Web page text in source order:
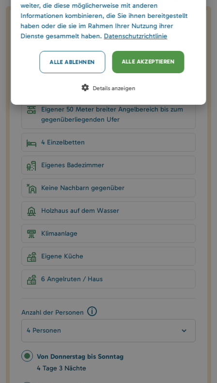
Hausdaten
130 EUR / Haus / Nacht
Eigener 35 m² großer Steg
Eigener 50 Meter breiter Angelbereich bis zum
gegenüberliegenden Ufer
4 Einzelbetten
Eigenes Badezimmer
Keine Nachbarn gegenüber
Holzhaus auf dem Wasser
Klimaanlage
Eigene Küche
6 Angelruten / Haus
Anzahl der Personen
4 Personen
Von Donnerstag bis Sonntag
4 Tage 3 Nächte
weiter, die diese möglicherweise mit anderen
Informationen kombinieren, die Sie ihnen bereitgestellt
haben oder die sie im Rahmen Ihrer Nutzung ihrer
Dienste gesammelt haben. Datenschutzrichtlinie
ALLE AKZEPTIEREN
ALLE ABLEHNEN
Details anzeigen